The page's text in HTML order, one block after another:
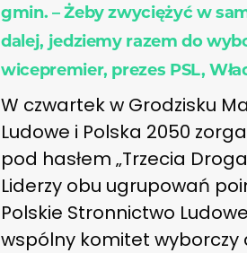
gmin. – Żeby zwyciężyć w
dalej, jedziemy razem do
wicepremier, prezes PSL,
W czwartek w Grodzisku
Ludowe i Polska 2050
pod hasłem „Trzecia
Liderzy obu ugrupowań
Polskie Stronnictwo
wspólny komitet wyborczy